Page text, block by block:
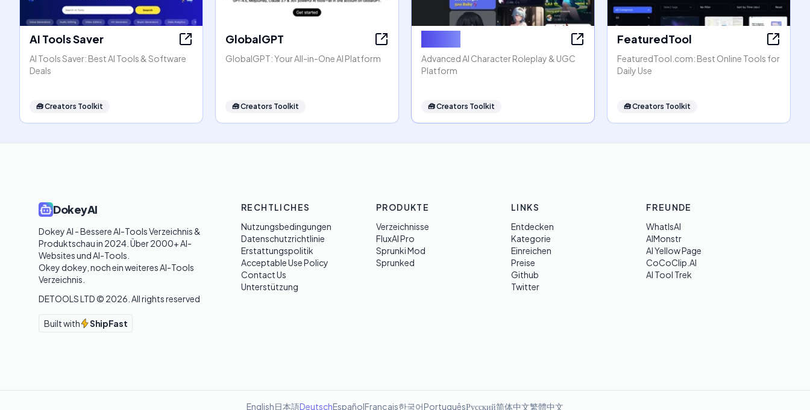
AI Tools Saver
AI Tools Saver: Best AI Tools & Software
Deals
🧰Creators Toolkit
GlobalGPT
GlobalGPT: Your All-in-One AI Platform
🧰Creators Toolkit
Advanced AI Character Roleplay & UGC
Platform
🧰Creators Toolkit
FeaturedTool
FeaturedTool.com: Best Online Tools for
Daily Use
🧰Creators Toolkit
DokeyAI
Dokey AI - Bessere AI-Tools Verzeichnis &
Produktschau in 2024. Über 2000+ AI-
Websites und AI-Tools.
Okey dokey, noch ein weiteres AI-Tools
Verzeichnis.
DETOOLS LTD © 2026 . All rights reserved
Built with ShipFast
RECHTLICHES
Nutzungsbedingungen
Datenschutzrichtlinie
Erstattungspolitik
Acceptable Use Policy
Contact Us
Unterstützung
PRODUKTE
Verzeichnisse
FluxAI Pro
Sprunki Mod
Sprunked
LINKS
Entdecken
Kategorie
Einreichen
Preise
Github
Twitter
FREUNDE
WhatIsAI
AIMonstr
AI Yellow Page
CoCoClip.AI
AI Tool Trek
English日本語DeutschEspañolFrançais한국어PortuguêsРусский简体中文繁體中文